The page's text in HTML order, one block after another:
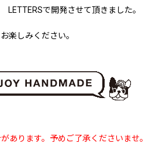
で開発させて頂きました。
楽しみください。
あります。予めご了承くださいませ。